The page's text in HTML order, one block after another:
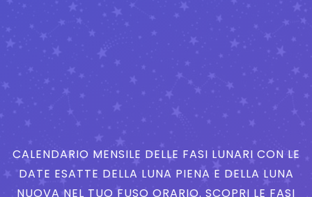
CALENDARIO MENSILE DELLE FASI LUNARI CON LE
DATE ESATTE DELLA LUNA PIENA E DELLA LUNA
NUOVA NEL TUO FUSO ORARIO. SCOPRI LE FASI